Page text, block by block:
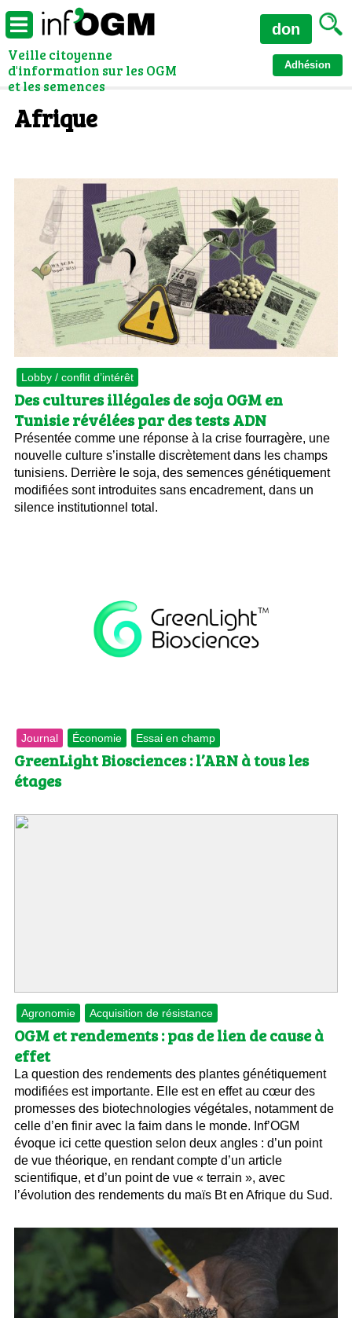
Veille citoyenne
d'information sur les OGM
et les semences
Adhésion
don
Afrique
Lobby / conflit d’intérêt
Des cultures illégales de soja OGM en
Tunisie révélées par des tests ADN
Présentée comme une réponse à la crise fourragère, une
nouvelle culture s’installe discrètement dans les champs
tunisiens. Derrière le soja, des semences génétiquement
modifiées sont introduites sans encadrement, dans un
silence institutionnel total.
Journal Économie Essai en champ
GreenLight Biosciences : l’ARN à tous les
étages
Agronomie Acquisition de résistance
OGM et rendements : pas de lien de cause à
effet
La question des rendements des plantes génétiquement
modifiées est importante. Elle est en effet au cœur des
promesses des biotechnologies végétales, notamment de
celle d’en finir avec la faim dans le monde. Inf’OGM
évoque ici cette question selon deux angles : d’un point
de vue théorique, en rendant compte d’un article
scientifique, et d’un point de vue « terrain », avec
l’évolution des rendements du maïs Bt en Afrique du Sud.